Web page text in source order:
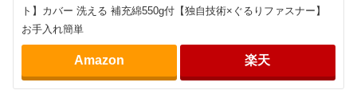
ト】カバー 洗える 補充綿550g付【独自技術×ぐるりファスナー】
お手入れ簡単
Amazon 楽天